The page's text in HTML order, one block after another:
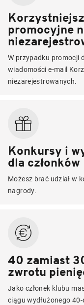
promocyjne
W przypadku promocji
wiadomości e-mail
niezarejestrowanych.
Konkursy i
dla członków
Możesz brać udział w
nagrody.
40 zamiast
zwrotu
Jako członek klubu
ciągu wydłużonego